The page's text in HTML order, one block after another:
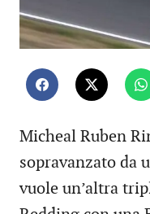
Micheal Ruben
sopravanzato da
vuole un’altra